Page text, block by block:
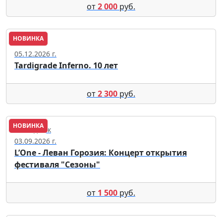
от2 000 руб.
НОВИНКА
Москва
05.12.2026 г.
Tardigrade Inferno. 10 лет
от2 300 руб.
НОВИНКА
Геленджик
03.09.2026 г.
L’One - Леван Горозия: Концерт открытия
фестиваля "Сезоны"
от 1 500 руб.